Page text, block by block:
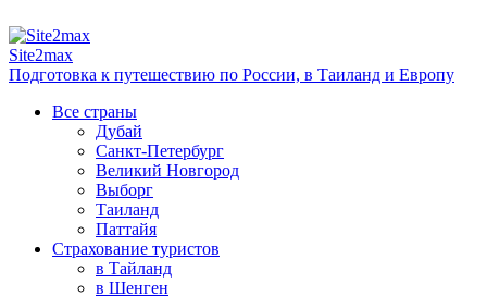
Site2max
Подготовка к путешествию по России, в Таиланд и Европу
Все страны
Дубай
Санкт-Петербург
Великий Новгород
Выборг
Таиланд
Паттайя
Страхование туристов
в Тайланд
в Шенген